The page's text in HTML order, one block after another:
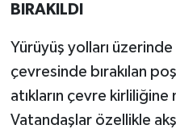
BIRAKILDI
Yürüyüş yolları üzerinde
çevresinde bırakılan
atıkların çevre
Vatandaşlar özellikle